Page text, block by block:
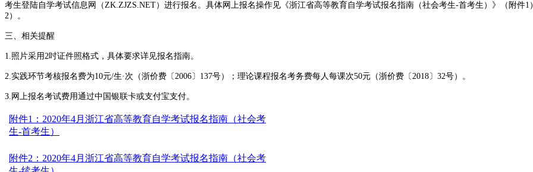
考生登陆自学考试信息网（ZK.ZJZS.NET）进行报名。具体网上报名操作见《浙江省高等教育自学考试报名指南（社会考生-首考生）》（附
2）。
三、相关提醒
1.照片采用2吋证件照格式，具体要求详见报名指南。
2.实践环节考核报名费为10元/生·次（浙价费〔2006〕137号）；理论课程报名考务费每人每课次50元（浙价费〔2018〕32号）。
3.网上报名考试费用通过中国银联卡或支付宝支付。
附件1：2020年4月浙江省高等教育自学考试报名指南（社会考
生-首考生）
附件2：2020年4月浙江省高等教育自学考试报名指南（社会考